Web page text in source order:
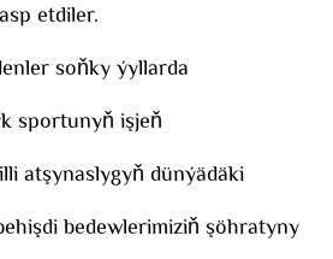
etdiler.
soňky ýyllarda
sportunyň işjeň
atşynaslygyň dünýädäki
bedewlerimiziň şöhratyny